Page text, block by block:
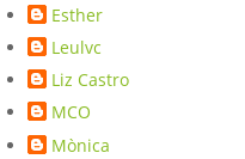
Esther
Leulvc
Liz Castro
MCO
Mònica